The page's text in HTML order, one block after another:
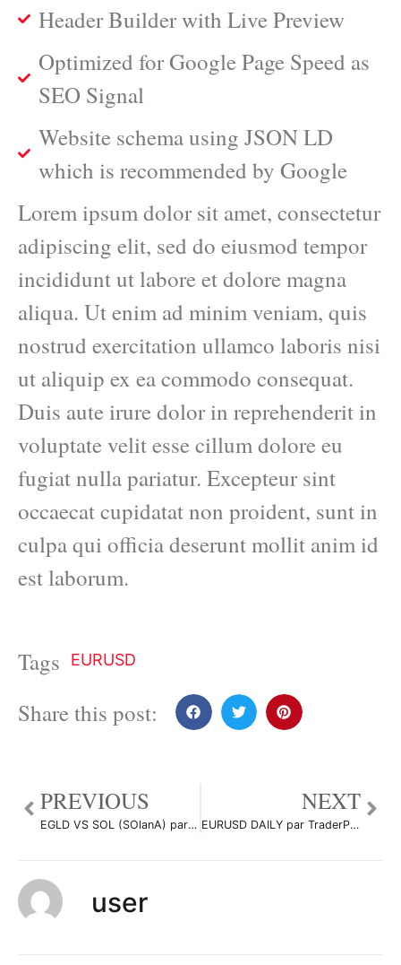
Header Builder with Live Preview
Optimized for Google Page Speed as
SEO Signal
Website schema using JSON LD
which is recommended by Google
Lorem ipsum dolor sit amet, consectetur
adipiscing elit, sed do eiusmod tempor
incididunt ut labore et dolore magna
aliqua. Ut enim ad minim veniam, quis
nostrud exercitation ullamco laboris nisi
ut aliquip ex ea commodo consequat.
Duis aute irure dolor in reprehenderit in
voluptate velit esse cillum dolore eu
fugiat nulla pariatur. Excepteur sint
occaecat cupidatat non proident, sunt in
culpa qui officia deserunt mollit anim id
est laborum.
Tags EURUSD
Share this post:
PREVIOUS
EGLD VS SOL (SOlanA) par roko06
NEXT
EURUSD DAILY par TraderProcessus
user